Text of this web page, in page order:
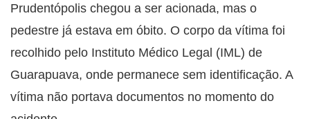
Prudentópolis chegou a ser acionada, mas o
pedestre já estava em óbito. O corpo da vítima foi
recolhido pelo Instituto Médico Legal (IML) de
Guarapuava, onde permanece sem identificação. A
vítima não portava documentos no momento do